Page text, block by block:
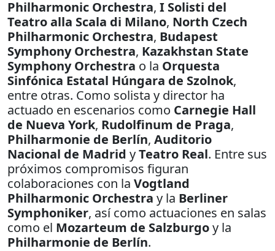
Philharmonic Orchestra, I Solisti del
Teatro alla Scala di Milano, North Czech
Philharmonic Orchestra, Budapest
Symphony Orchestra, Kazakhstan State
Symphony Orchestra o la Orquesta
Sinfónica Estatal Húngara de Szolnok,
entre otras. Como solista y director ha
actuado en escenarios como Carnegie Hall
de Nueva York, Rudolfinum de Praga,
Philharmonie de Berlín, Auditorio
Nacional de Madrid yTeatro Real. Entre sus
próximos compromisos figuran
colaboraciones con la Vogtland
Philharmonic Orchestra y la Berliner
Symphoniker, así como actuaciones en salas
como el Mozarteum de Salzburgoy la
Philharmonie de Berlín.